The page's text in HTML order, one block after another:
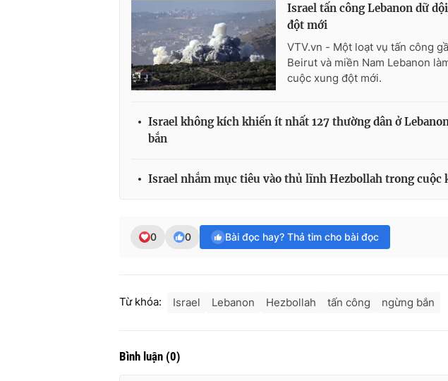
Israel tấn công Lebanon dữ
đột mới
VTV.vn - Một loạt vụ tấn công
Beirut và miền Nam Lebanon
cuộc xung đột mới.
Israel không kích khiến ít nhất 127 thường dân ở
bắn
Israel nhắm mục tiêu vào thủ lĩnh Hezbollah trong cuộc
0 0 Bài đọc hay? Thả tim cho bài đọc
Từ khóa: Israel Lebanon Hezbollah tấn công ngừng bắn
Bình luận (0)